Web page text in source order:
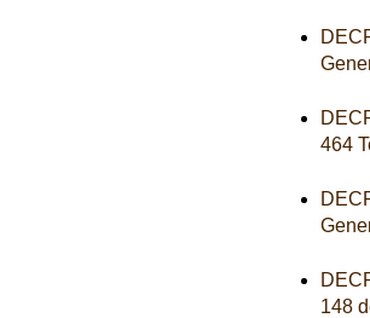
464
148